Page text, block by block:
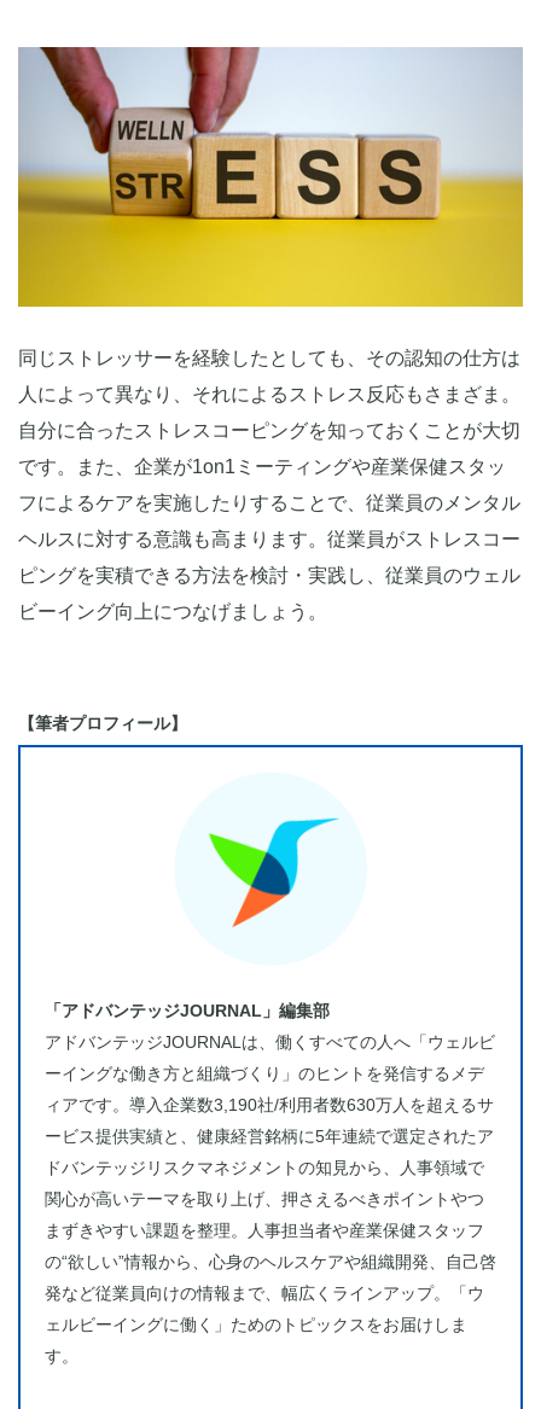
同じストレッサーを経験したとしても、その認知の仕方は
人によって異なり、それによるストレス反応もさまざま。
自分に合ったストレスコーピングを知っておくことが大切
です。また、企業が1on1ミーティングや産業保健スタッ
フによるケアを実施したりすることで、従業員のメンタル
ヘルスに対する意識も高まります。従業員がストレスコー
ピングを実積できる方法を検討・実践し、従業員のウェル
ビーイング向上につなげましょう。
【筆者プロフィール】
「アドバンテッジJOURNAL」編集部
アドバンテッジJOURNALは、働くすべての人へ「ウェルビ
ーイングな働き方と組織づくり」のヒントを発信するメデ
ィアです。導入企業数3,190社/利用者数630万人を超えるサ
ービス提供実績と、健康経営銘柄に5年連続で選定されたア
ドバンテッジリスクマネジメントの知見から、人事領域で
関心が高いテーマを取り上げ、押さえるべきポイントやつ
まずきやすい課題を整理。人事担当者や産業保健スタッフ
の“欲しい”情報から、心身のヘルスケアや組織開発、自己啓
発など従業員向けの情報まで、幅広くラインアップ。「ウ
ェルビーイングに働く」ためのトピックスをお届けしま
す。